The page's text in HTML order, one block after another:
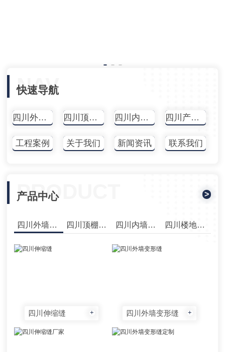
NAV
快速导航
四川外墙变形缝 四川顶棚变形缝 四川内墙变形缝 四川产品中心
工程案例 关于我们 新闻资讯 联系我们
PRODUCT
产品中心 >
四川外墙变形缝 四川顶棚变形缝 四川内墙变形缝 四川楼地面变形缝
四川伸缩缝 + 四川外墙变形缝 +